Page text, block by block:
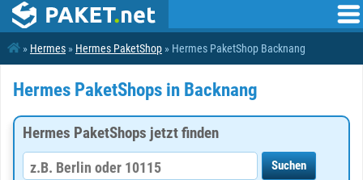
» Hermes » Hermes PaketShop » Hermes PaketShop Backnang
Hermes PaketShops in Backnang
Hermes PaketShops jetzt finden